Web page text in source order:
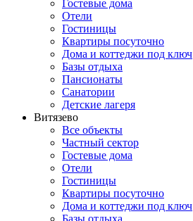
Гостевые дома
Отели
Гостиницы
Квартиры посуточно
Дома и коттеджи под ключ
Базы отдыха
Пансионаты
Санатории
Детские лагеря
Витязево
Все объекты
Частный сектор
Гостевые дома
Отели
Гостиницы
Квартиры посуточно
Дома и коттеджи под ключ
Базы отдыха